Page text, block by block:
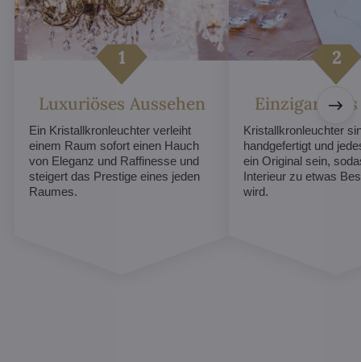
Luxuriöses Aussehen
Ein Kristallkronleuchter verleiht
einem Raum sofort einen Hauch
von Eleganz und Raffinesse und
steigert das Prestige eines jeden
Raumes.
Kristallkronleuchter
handgefertigt und
ein Original sein,
Interieur zu etwas
wird.